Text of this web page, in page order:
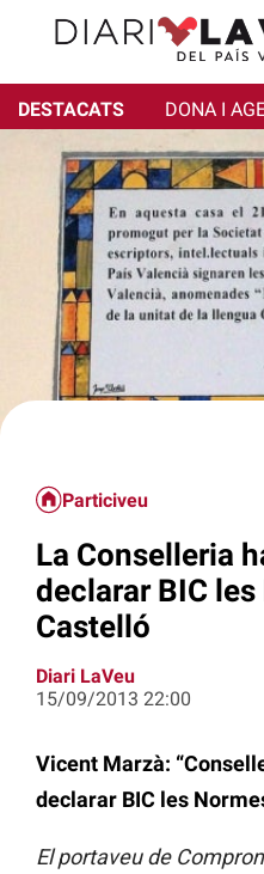
DESTACATS DONA I
Particiveu
La Conselleria
declarar BIC
Castelló
Diari LaVeu
15/09/2013 22:00
Vicent Marzà:
declarar BIC les
El portaveu de